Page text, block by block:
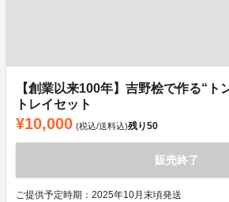
【創業以来100年】吉野桧で作る“ト
トレイセット
¥10,000 (税込/送料込)残り50
販売終了
ご提供予定時期：2025年10月末頃発送